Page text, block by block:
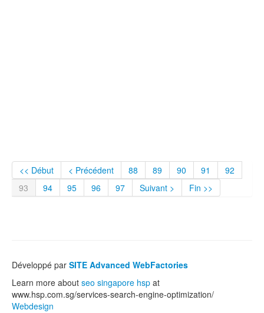
<< Début < Précédent 88 89 90 91
92
93
94 95 96 97 Suivant > Fin >>
Développé par SITE Advanced WebFactories
Learn more about seo singapore hsp at
www.hsp.com.sg/services-search-engine-optimization/
Webdesign